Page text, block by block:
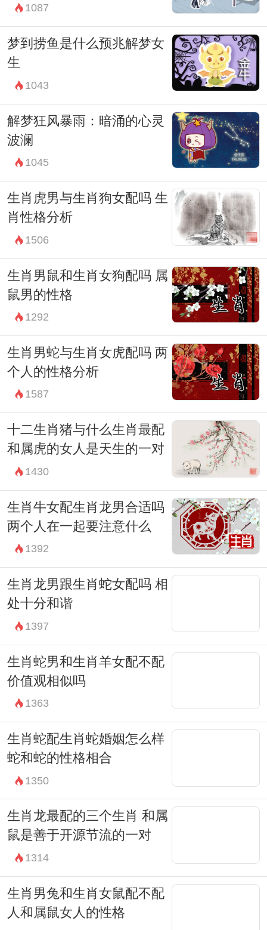
1087
梦到捞鱼是什么预兆解梦女
生
1043
解梦狂风暴雨：暗涌的心灵
波澜
1045
生肖虎男与生肖狗女配吗 生
肖性格分析
1506
生肖男鼠和生肖女狗配吗 属
鼠男的性格
1292
生肖男蛇与生肖女虎配吗 两
个人的性格分析
1587
十二生肖猪与什么生肖最配
和属虎的女人是天生的一对
1430
生肖牛女配生肖龙男合适吗
两个人在一起要注意什么
1392
生肖龙男跟生肖蛇女配吗 相
处十分和谐
1397
生肖蛇男和生肖羊女配不配
价值观相似吗
1363
生肖蛇配生肖蛇婚姻怎么样
蛇和蛇的性格相合
1350
生肖龙最配的三个生肖 和属
鼠是善于开源节流的一对
1314
生肖男兔和生肖女鼠配不配
人和属鼠女人的性格